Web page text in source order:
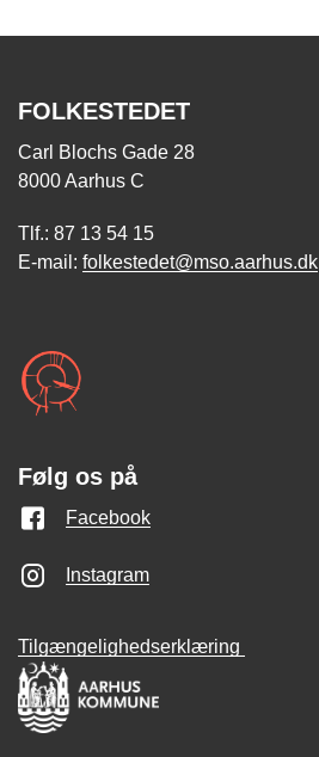
FOLKESTEDET
Carl Blochs Gade 28
8000 Aarhus C
Tlf.: 87 13 54 15
E-mail: folkestedet@mso.aarhus.dk
Følg os på
Facebook
Instagram
Tilgængelighedserklæring